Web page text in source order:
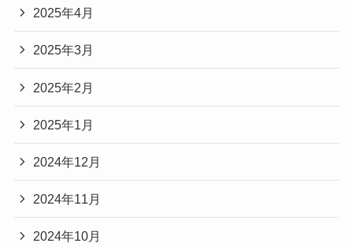
2025年4月
2025年3月
2025年2月
2025年1月
2024年12月
2024年11月
2024年10月